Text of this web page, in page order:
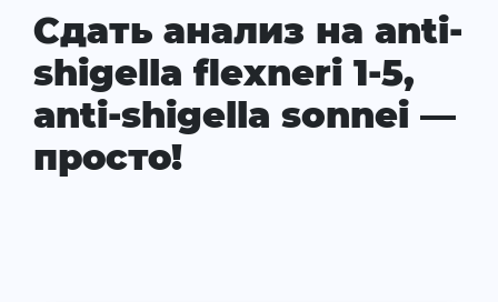
Сдать анализ на anti-
shigella flexneri 1-5,
anti-shigella sonnei —
просто!